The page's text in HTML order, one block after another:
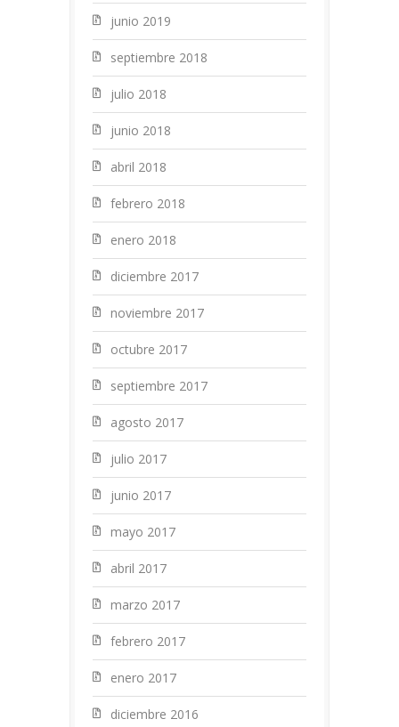
junio 2019
septiembre 2018
julio 2018
junio 2018
abril 2018
febrero 2018
enero 2018
diciembre 2017
noviembre 2017
octubre 2017
septiembre 2017
agosto 2017
julio 2017
junio 2017
mayo 2017
abril 2017
marzo 2017
febrero 2017
enero 2017
diciembre 2016